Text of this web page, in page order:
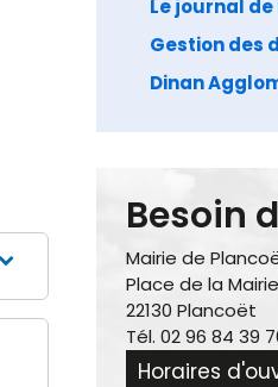
Le journal
Gestion des
Dinan
Besoin
Mairie de
Place de la Mairie
22130 Plancoët
Tél. 02 96 84 39
Horaires